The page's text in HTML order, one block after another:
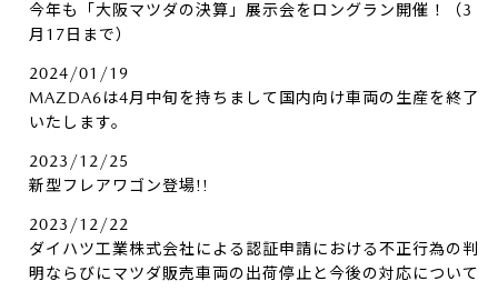
今年も「大阪マツダの決算」展示会をロングラン開催！（3
月17日まで）
2024/01/19
MAZDA6は4月中旬を持ちまして国内向け車両の生産を終了
いたします。
2023/12/25
新型フレアワゴン登場!!
2023/12/22
ダイハツ工業株式会社による認証申請における不正行為の判
明ならびにマツダ販売車両の出荷停止と今後の対応について